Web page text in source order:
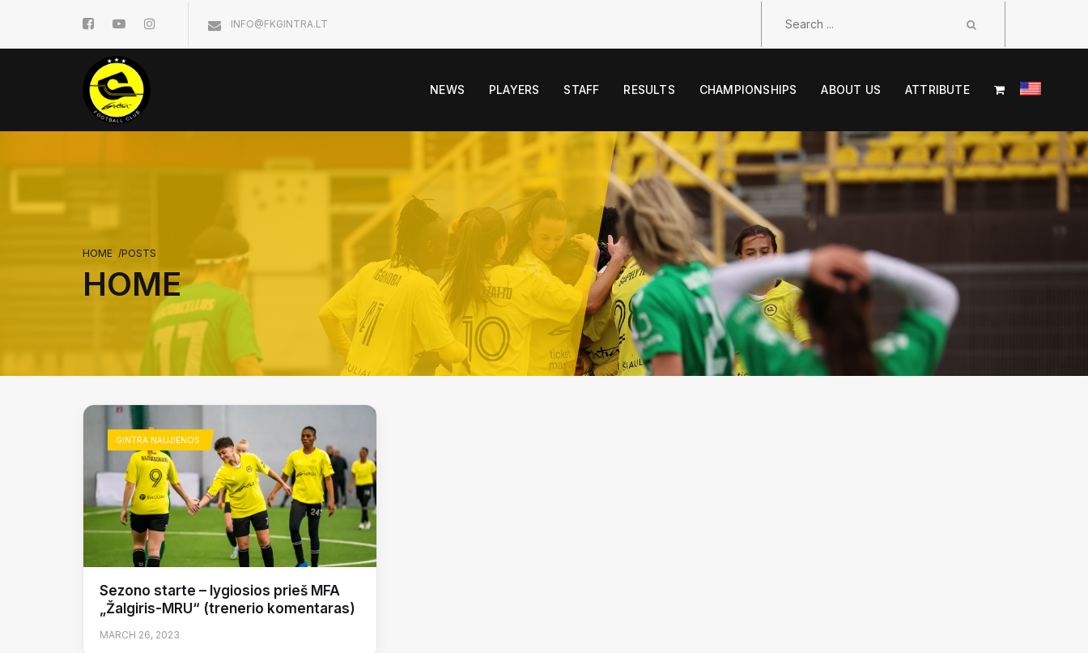
INFO@FKGINTRA.LT
NEWS PLAYERS STAFF RESULTS CHAMPIONSHIPS ABOUT US ATTRIBUTE
HOME /POSTS
HOME
GINTRA NAUJIENOS
Sezono starte – lygiosios prieš MFA
„Žalgiris-MRU“ (trenerio komentaras)
MARCH 26, 2023